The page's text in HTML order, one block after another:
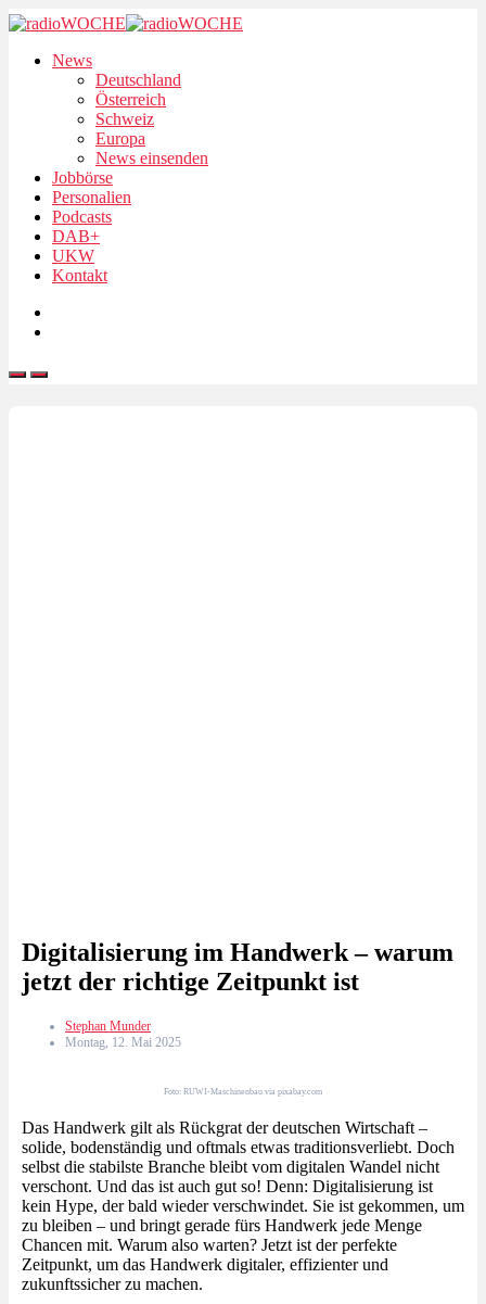
News
Deutschland
Österreich
Schweiz
Europa
News einsenden
Jobbörse
Personalien
Podcasts
DAB+
UKW
Kontakt
Digitalisierung im Handwerk – warum
jetzt der richtige Zeitpunkt ist
Stephan Munder
Montag, 12. Mai 2025
Foto: RUWI-Maschinenbau via pixabay.com
Das Handwerk gilt als Rückgrat der deutschen Wirtschaft –
solide, bodenständig und oftmals etwas traditionsverliebt. Doch
selbst die stabilste Branche bleibt vom digitalen Wandel nicht
verschont. Und das ist auch gut so! Denn: Digitalisierung ist
kein Hype, der bald wieder verschwindet. Sie ist gekommen, um
zu bleiben – und bringt gerade fürs Handwerk jede Menge
Chancen mit. Warum also warten? Jetzt ist der perfekte
Zeitpunkt, um das Handwerk digitaler, effizienter und
zukunftssicher zu machen.